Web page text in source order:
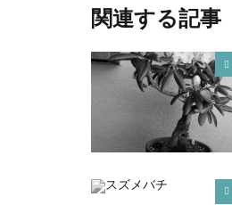
関連する記事